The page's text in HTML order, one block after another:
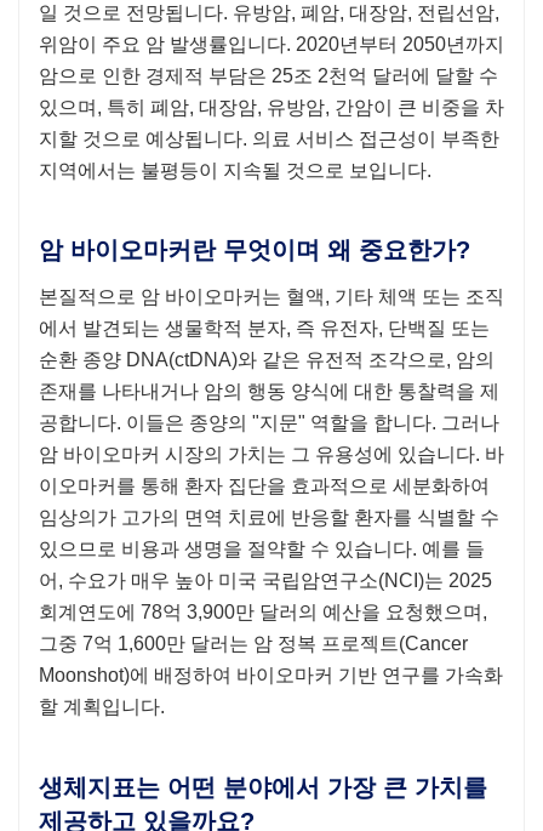
일 것으로 전망됩니다. 유방암, 폐암, 대장암, 전립선암,
위암이 주요 암 발생률입니다. 2020년부터 2050년까지
암으로 인한 경제적 부담은 25조 2천억 달러에 달할 수
있으며, 특히 폐암, 대장암, 유방암, 간암이 큰 비중을 차
지할 것으로 예상됩니다. 의료 서비스 접근성이 부족한
지역에서는 불평등이 지속될 것으로 보입니다.
암 바이오마커란 무엇이며 왜 중요한가?
본질적으로 암 바이오마커는 혈액, 기타 체액 또는 조직
에서 발견되는 생물학적 분자, 즉 유전자, 단백질 또는
순환 종양 DNA(ctDNA)와 같은 유전적 조각으로, 암의
존재를 나타내거나 암의 행동 양식에 대한 통찰력을 제
공합니다. 이들은 종양의 "지문" 역할을 합니다. 그러나
암 바이오마커 시장의 가치는 그 유용성에 있습니다. 바
이오마커를 통해 환자 집단을 효과적으로 세분화하여
임상의가 고가의 면역 치료에 반응할 환자를 식별할 수
있으므로 비용과 생명을 절약할 수 있습니다. 예를 들
어, 수요가 매우 높아 미국 국립암연구소(NCI)는 2025
회계연도에 78억 3,900만 달러의 예산을 요청했으며,
그중 7억 1,600만 달러는 암 정복 프로젝트(Cancer
Moonshot)에 배정하여 바이오마커 기반 연구를 가속화
할 계획입니다.
생체지표는 어떤 분야에서 가장 큰 가치를
제공하고 있을까요?